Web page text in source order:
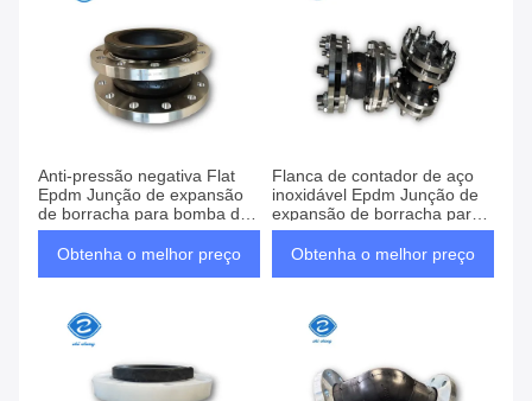
Anti-pressão negativa Flat
Epdm Junção de expansão
de borracha para bomba de
água de alta temperatura
Obtenha o melhor preço
Flanca de contador de aço
inoxidável Epdm Junção de
expansão de borracha para
ambientes corrosivos
Obtenha o melhor preço